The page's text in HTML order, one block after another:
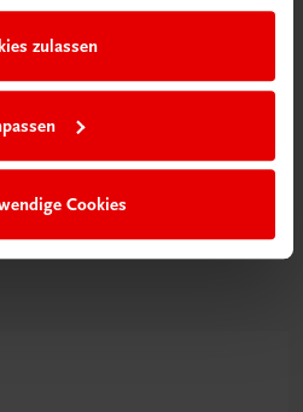
zulassen
Cookies
Phasen des